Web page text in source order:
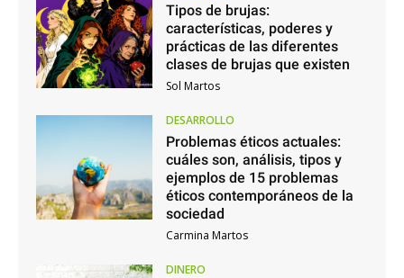
Tipos de brujas:
características, poderes y
prácticas de las diferentes
clases de brujas que existen
Sol Martos
DESARROLLO
Problemas éticos actuales:
cuáles son, análisis, tipos y
ejemplos de 15 problemas
éticos contemporáneos de la
sociedad
Carmina Martos
DINERO